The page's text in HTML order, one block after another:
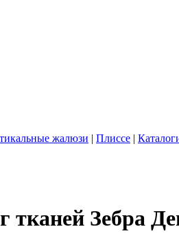
жалюзи | Плиссе |
тканей Зебра